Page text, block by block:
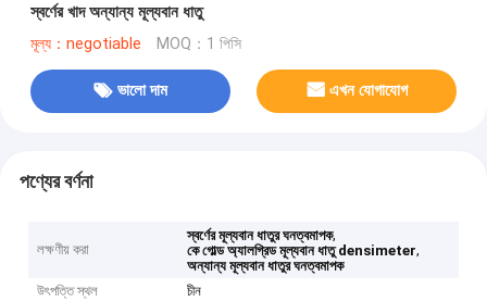
স্বর্ণের খাদ অন্যান্য মূল্যবান ধাতু
মূল্য：negotiable MOQ：1 পিসি
ভালো দাম এখন যোগাযোগ
পণ্যের বর্ণনা
লক্ষণীয় করা
স্বর্ণের মূল্যবান ধাতুর ঘনত্বমাপক,
কে গোল্ড অ্যালগ্রিড মূল্যবান ধাতু densimeter,
অন্যান্য মূল্যবান ধাতুর ঘনত্বমাপক
উৎপত্তি স্থল
চীন